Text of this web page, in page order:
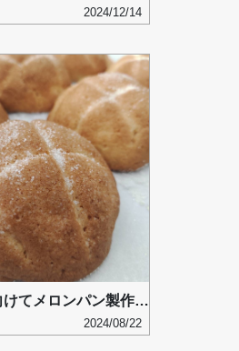
2024/12/14
文化祭に向けてメロンパン製作練習
2024/08/22